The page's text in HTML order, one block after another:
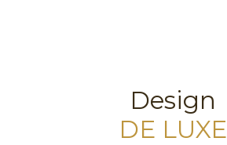
Design
DE LUXE